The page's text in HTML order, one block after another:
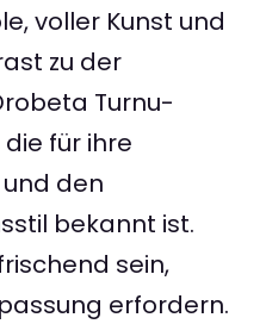
voller Kunst und
zu der
Turnu-
die für ihre
den
bekannt ist.
sein,
erfordern.